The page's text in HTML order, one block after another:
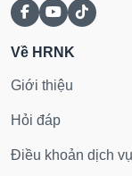
Về HRNK
Giới thiệu
Hỏi đáp
Điều khoản dịch vụ